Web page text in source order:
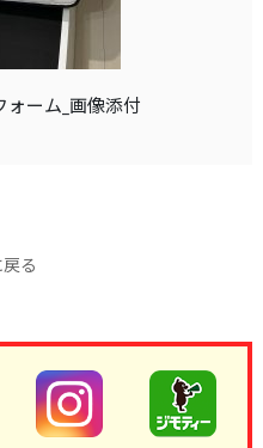
ーム_画像添付
る